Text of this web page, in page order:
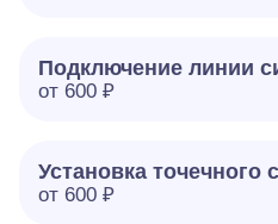
Подключение линии
от 600 ₽
Установка точечного
от 600 ₽